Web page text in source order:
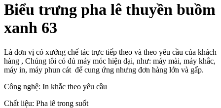
Biểu trưng pha lê thuyền buồm
xanh 63
Là đơn vị có xưởng chế tác trực tiếp theo và theo yêu cầu của khách
hàng , Chúng tôi có đủ máy móc hiện đại, như: máy mài, máy khắc,
máy in, máy phun cát để cung ứng nhưng đơn hàng lớn và gấp.
Công nghệ: In khắc theo yêu cầu
Chất liệu: Pha lê trong suốt